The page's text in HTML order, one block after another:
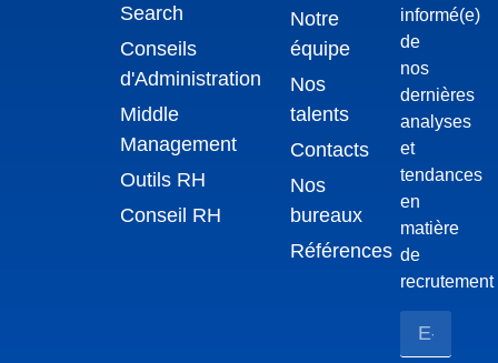
Search
Conseils
d'Administration
⁠Middle
Management
⁠Outils RH
Conseil RH
Notre
équipe
Nos
talents
Contacts
Nos
bureaux
Références
informé(e)
de
nos
dernières
analyses
et
tendances
en
matière
de
recrutement